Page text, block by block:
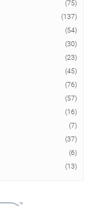
(75)
(137)
(54)
(30)
(23)
(45)
(76)
(57)
(16)
(7)
(37)
(6)
(13)